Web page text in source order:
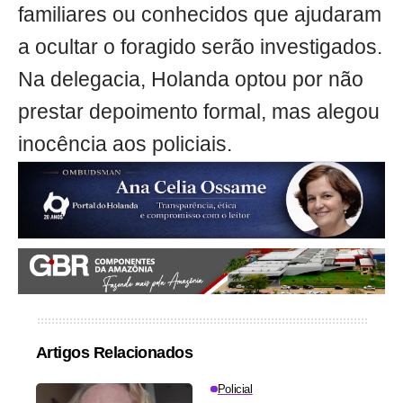
familiares ou conhecidos que ajudaram
a ocultar o foragido serão investigados.
Na delegacia, Holanda optou por não
prestar depoimento formal, mas alegou
inocência aos policiais.
Artigos Relacionados
Policial